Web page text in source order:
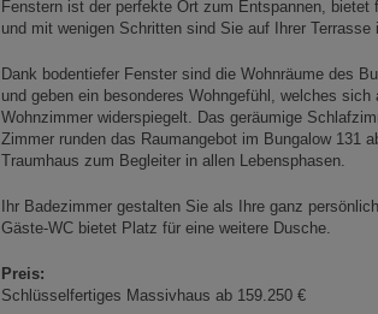
Fenstern ist der perfekte Ort zum Entspannen, bietet
und mit wenigen Schritten sind Sie auf Ihrer Terrasse
Dank bodentiefer Fenster sind die Wohnräume des
und geben ein besonderes Wohngefühl, welches
Wohnzimmer widerspiegelt. Das geräumige
Zimmer runden das Raumangebot im Bungalow 131
Traumhaus zum Begleiter in allen Lebensphasen.
Ihr Badezimmer gestalten Sie als Ihre ganz
Gäste-WC bietet Platz für eine weitere Dusche.
Preis:
Schlüsselfertiges Massivhaus ab 159.250 €